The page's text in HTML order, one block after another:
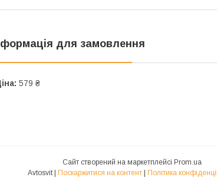
для замовлення
579 ₴
Сайт створений на маркетплейсі Prom.ua
Avtosvit | Поскаржитися на контент | Політика